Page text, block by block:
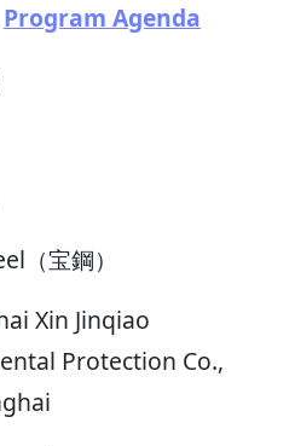
Program Agenda
（宝鋼）
Xin Jinqiao
Protection Co.,